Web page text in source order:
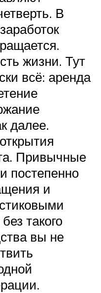
В
жизни. Тут
всё: аренда
далее.
Привычные
постепенно
и
такого
вы не